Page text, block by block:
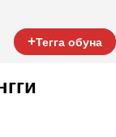
+Тегга обуна